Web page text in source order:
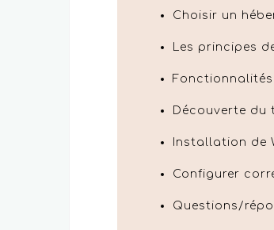
Choisir un
Les principes
Fonctionnalités
Découverte du
Installation de
Configurer
Questions/